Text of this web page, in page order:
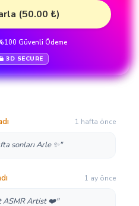
(50.00 ₺)
Güvenli Ödeme
3D SECURE
1 hafta önce
sonları Arle ✨"
1 ay önce
ASMR Artist ❤️"